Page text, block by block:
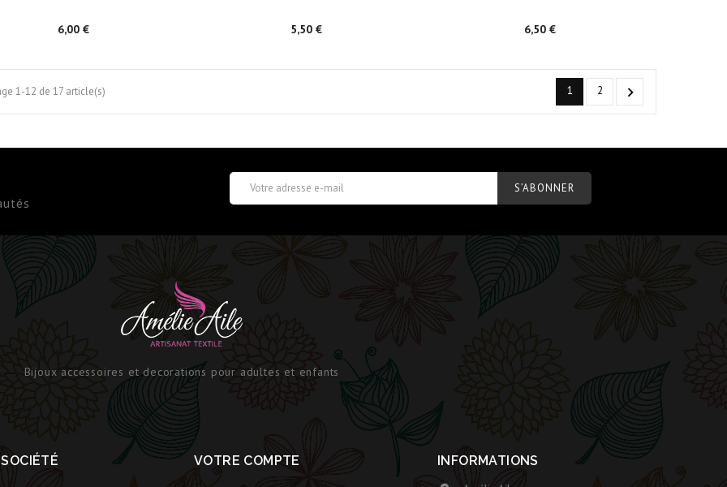
6,00 €Prix 5,50 €Prix 6,50 €Prix
1-12 de 17 article(s) 1 2 
Bijoux accessoires et decorations pour adultes et enfants
VOTRE COMPTE INFORMATIONS